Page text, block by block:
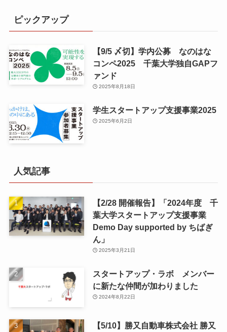
ピックアップ
【9/5 〆切】学内公募 なのはな
コンペ2025 千葉大学独自GAPフ
ァンド
2025年8月18日
学生スタートアップ支援事業2025
2025年6月2日
人気記事
【2/28 開催報告】「2024年度 千
葉大学スタートアップ支援事業
Demo Day supported by ちばぎ
ん」
2025年3月21日
スタートアップ・ラボ メンバー
に新たな仲間が加わりました
2024年8月22日
【5/10】勝又自動車株式会社 勝又